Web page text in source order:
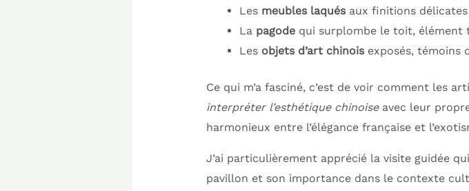
Les meubles laquésaux finitions délicates
La pagodequi surplombe le toit, élément
Les objets d’art chinoisexposés, témoins
Ce qui m’a fasciné, c’est de voir comment les
interpréter l’esthétique chinoiseavec leur
harmonieux entre l’élégance française et
J’ai particulièrement apprécié la visite guidée
pavillon et son importance dans le contexte